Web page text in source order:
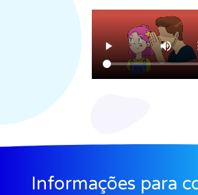
Informações para